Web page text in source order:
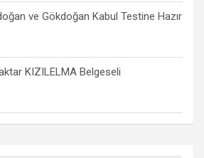
ve Gökdoğan Kabul Testine Hazır
KIZILELMA Belgeseli